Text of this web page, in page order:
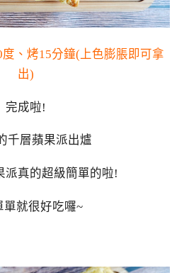
、烤15分鐘(上色膨脹即可拿
出)
完成啦!
千層蘋果派出爐
派真的超級簡單的啦!
單就很好吃囉~